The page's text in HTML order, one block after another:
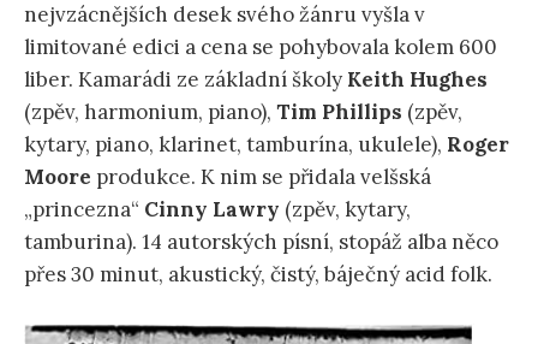
nejvzácnějších desek svého žánru vyšla v
limitované edici a cena se pohybovala kolem 600
liber. Kamarádi ze základní školy Keith Hughes
(zpěv, harmonium, piano), Tim Phillips (zpěv,
kytary, piano, klarinet, tamburína, ukulele), Roger
Moore produkce. K nim se přidala velšská
„princezna“ Cinny Lawry (zpěv, kytary,
tamburina). 14 autorských písní, stopáž alba něco
přes 30 minut, akustický, čistý, báječný acid folk.